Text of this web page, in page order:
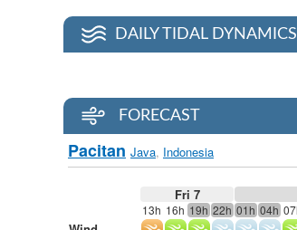
DAILY TIDAL DYNAMICS
FORECAST